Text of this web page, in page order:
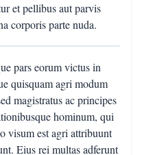
et pellibus aut parvis
corporis parte nuda.
pars eorum victus in
quisquam agri modum
magistratus ac principes
hominum, qui
visum est agri attribuunt
Eius rei multas adferunt